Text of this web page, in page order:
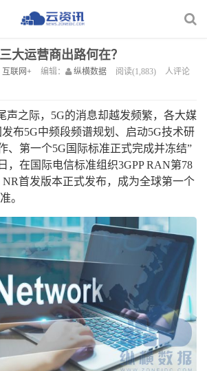
大运营商出路何在？
互联网+ 编辑： 纵横数据 阅读(1,883)
人评论
声之际，5G的消息却越发频繁，各大媒
布5G中频段频谱规划、启动5G技术研
、第一个5G国际标准正式完成并冻结”
，在国际电信标准组织3GPP RAN第78
NR首发版本正式发布，成为全球第一个
。